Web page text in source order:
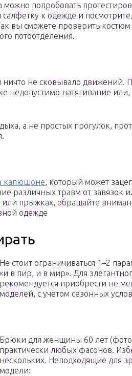
попробовать
к одежде и
вы сможете проверить
потоотделения.
ничто не сковывало движений.
недопустимо натягивание или,
а не простых прогулок,
капюшоне, который может
различных травм от завязок
или прыжках, обращайте
одежде
Не стоит ограничиваться 1–2
«и в пир, и в мир». Для
рекомендуется приобрести не
моделей, с учётом сезонных
Брюки для женщины 60 лет
практически любых фасонов.
нескольких. Неподходящие для
модели: